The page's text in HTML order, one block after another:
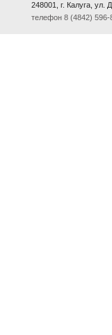
248001, г. Калуга, ул.
телефон 8 (4842) 596-